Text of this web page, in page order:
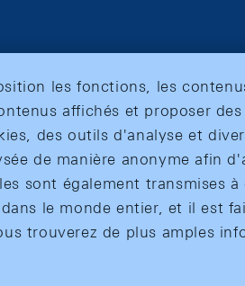
les fonctions, les
affichés et proposer
des outils d'analyse et
de manière anonyme afin
sont également transmises
le monde entier, et il est
trouverez de plus amples